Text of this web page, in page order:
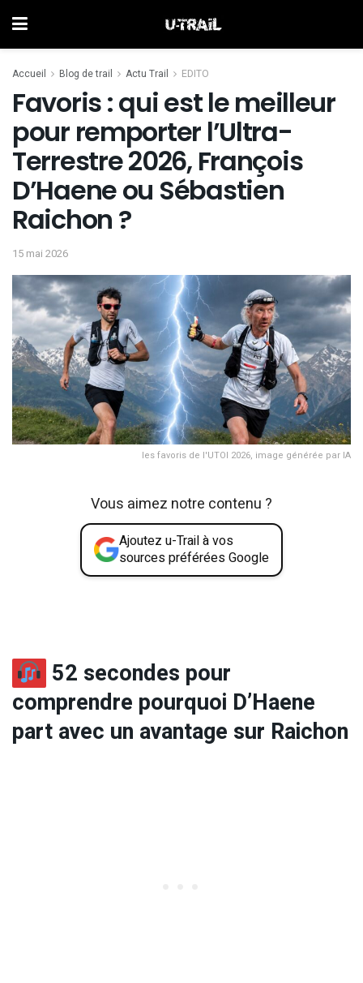
Accueil Blog de trail Actu Trail EDITO
Favoris : qui est le meilleur
pour remporter l’Ultra-
Terrestre 2026, François
D’Haene ou Sébastien
Raichon ?
15 mai 2026
les favoris de l'UTOI 2026, image générée par IA
Vous aimez notre contenu ?
Ajoutez u-Trail à vos
sources préférées Google
52 secondes pour
comprendre pourquoi D’Haene
part avec un avantage sur Raichon